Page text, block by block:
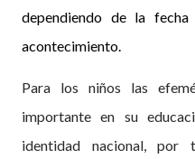
dependiendo de la
acontecimiento.
Para los niños las
importante en su
identidad nacional, por